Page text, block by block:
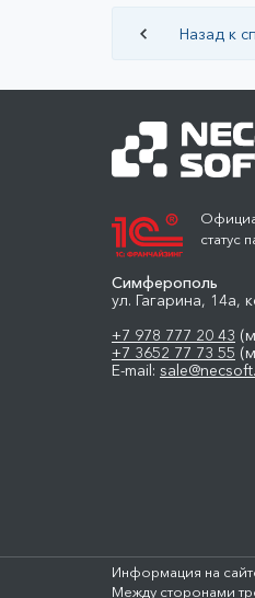
Назад к
статус
Симферополь
ул. Гагарина, 14а,
+7 978 777 20 43
+7 3652 77 73 55
E-mail:
Информация на
Между сторонами